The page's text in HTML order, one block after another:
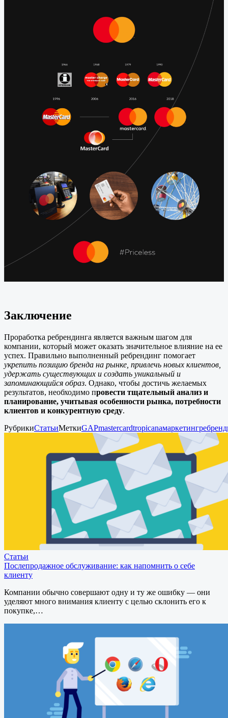
Заключение
Проработка ребрендинга является важным шагом для
компании, который может оказать значительное влияние на ее
успех. Правильно выполненный ребрендинг помогает
укрепить позицию бренда на рынке, привлечь новых клиентов,
удержать существующих и создать уникальный и
запоминающийся образ. Однако, чтобы достичь желаемых
результатов, необходимо провести тщательный анализ и
планирование, учитывая особенности рынка, потребности
клиентов и конкурентную среду.
РубрикиСтатьиМеткиGAPmastercardtropicanaмаркетинг
Статьи
Послепродажное обслуживание: как напомнить о себе
клиенту
Компании обычно совершают одну и ту же ошибку — они
уделяют много внимания клиенту с целью склонить его к
покупке,…